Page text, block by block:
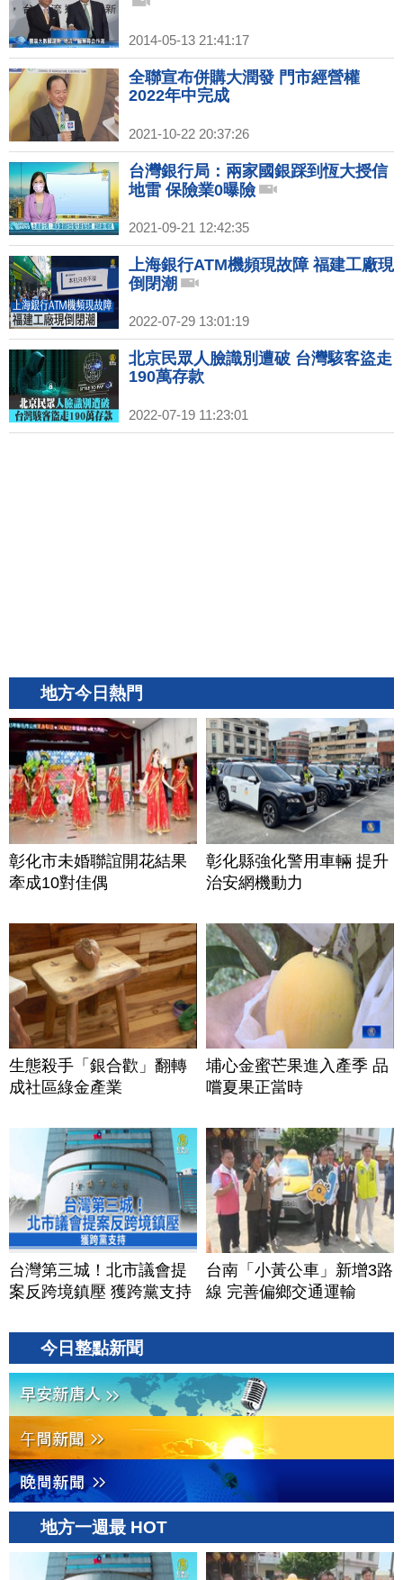
2014-05-13 21:41:17
全聯宣布併購大潤發 門市經營權
2022年中完成
2021-10-22 20:37:26
台灣銀行局：兩家國銀踩到恆大授信
地雷 保險業0曝險
2021-09-21 12:42:35
上海銀行ATM機頻現故障 福建工廠現
倒閉潮
2022-07-29 13:01:19
北京民眾人臉識別遭破 台灣駭客盜走
190萬存款
2022-07-19 11:23:01
地方今日熱門
彰化市未婚聯誼開花結果
牽成10對佳偶
彰化縣強化警用車輛 提升
治安網機動力
生態殺手「銀合歡」翻轉
成社區綠金產業
埔心金蜜芒果進入產季 品
嚐夏果正當時
台灣第三城！北市議會提
案反跨境鎮壓 獲跨黨支持
台南「小黃公車」新增3路
線 完善偏鄉交通運輸
今日整點新聞
地方一週最 HOT